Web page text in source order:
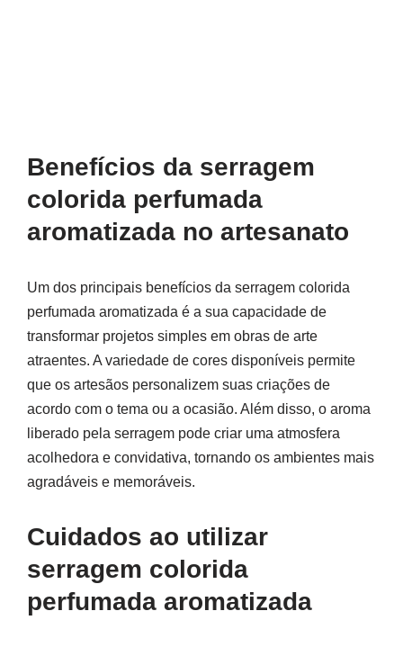
Benefícios da serragem
colorida perfumada
aromatizada no artesanato
Um dos principais benefícios da serragem colorida
perfumada aromatizada é a sua capacidade de
transformar projetos simples em obras de arte
atraentes. A variedade de cores disponíveis permite
que os artesãos personalizem suas criações de
acordo com o tema ou a ocasião. Além disso, o aroma
liberado pela serragem pode criar uma atmosfera
acolhedora e convidativa, tornando os ambientes mais
agradáveis e memoráveis.
Cuidados ao utilizar
serragem colorida
perfumada aromatizada